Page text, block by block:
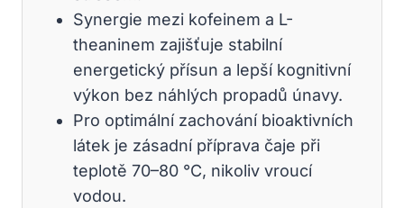
Synergie mezi kofeinem a L-
theaninem zajišťuje stabilní
energetický přísun a lepší kognitivní
výkon bez náhlých propadů únavy.
Pro optimální zachování bioaktivních
látek je zásadní příprava čaje při
teplotě 70–80 °C, nikoliv vroucí
vodou.